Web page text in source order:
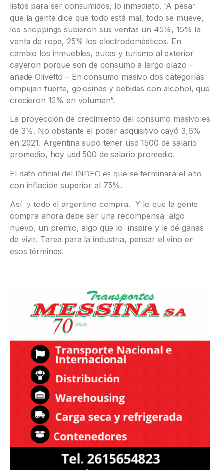
listos para ser consumidos, lo inmediato. “A pesar
que la gente dice que todo está mal, todo se mueve,
los shoppings subieron sus ventas un 45%, 15% la
venta de ropa, 25% los electrodomésticos. En
cambio los inmuebles, autos y turismo al exterior
cayeron porque son de consumo a largo plazo –
añade Olivetto – En consumo masivo dos categorías
empujan fuerte, golosinas y bebidas con alcohol, que
crecieron 13% en volumen”.
La proyección de crecimiento del consumo masivo es
de 3%. No obstante el poder adquisitivo cayó 3,6%
en 2021. Argentina supo tener usd 1500 de salario
promedio, hoy usd 500 de salario promedio.
El dato oficial del INDEC es que se terminará el año
con inflación superior al 75%.
Así y todo el argentino compra. Y lo que la gente
compra ahora debe ser una recompensa, algo
nuevo, un premio, algo que lo inspire y le dé ganas
de vivir. Tarea para la industria, pensar el vino en
esos términos.